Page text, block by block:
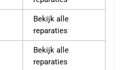
Bekijk alle
reparaties
Bekijk alle
reparaties